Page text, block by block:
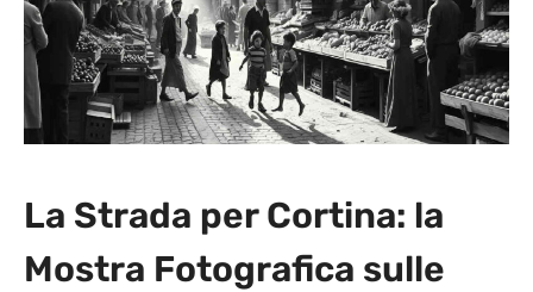
La Strada per Cortina: la
Mostra Fotografica sulle